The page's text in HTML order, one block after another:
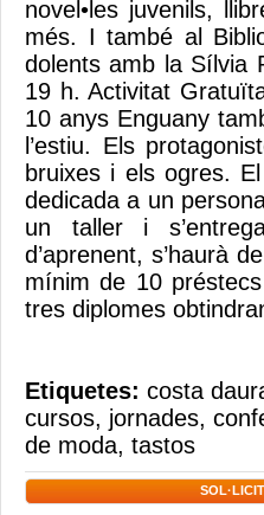
novel•les juvenils,
més. I també al
dolents amb la Sílvia
19 h. Activitat
10 anys Enguany
l’estiu. Els
bruixes i els ogres.
dedicada a un
un taller i
d’aprenent, s’haurà
mínim de 10
tres diplomes
Etiquetes: costa
cursos, jornades,
de moda, tastos